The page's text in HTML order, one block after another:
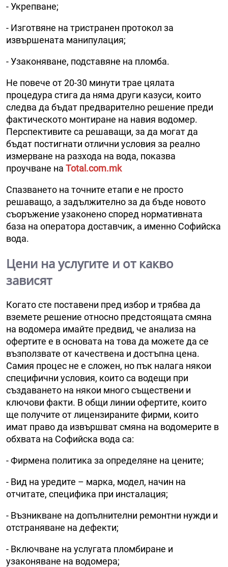
- Укрепване;
- Изготвяне на тристранен протокол за
извършената манипулация;
- Узаконяване, подставяне на пломба.
Не повече от 20-30 минути трае цялата
процедура стига да няма други казуси, които
следва да бъдат предварително решение преди
фактическото монтиране на навия водомер.
Перспективите са решаващи, за да могат да
бъдат постигнати отлични условия за реално
измерване на разхода на вода, показва
проучване на Total.com.mk
Спазването на точните етапи е не просто
решаващо, а задължително за да бъде новото
съоръжение узаконено според нормативната
база на оператора доставчик, а именно Софийска
вода.
Цени на услугите и от какво
зависят
Когато сте поставени пред избор и трябва да
вземете решение относно предстоящата смяна
на водомера имайте предвид, че анализа на
офертите е в основата на това да можете да се
възползвате от качествена и достъпна цена.
Самия процес не е сложен, но пък налага някои
специфични условия, които са водещи при
създаването на някои много съществени и
ключови факти. В общи линии офертите, които
ще получите от лицензираните фирми, които
имат право да извършват смяна на водомерите в
обхвата на Софийска вода са:
- Фирмена политика за определяне на цените;
- Вид на уредите – марка, модел, начин на
отчитате, специфика при инсталация;
- Възникване на допълнителни ремонтни нужди и
отстраняване на дефекти;
- Включване на услугата пломбиране и
узаконяване на водомера;